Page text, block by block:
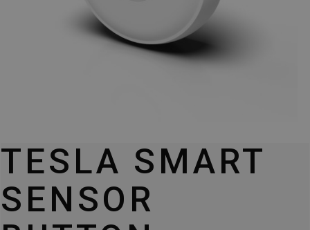
TESLA SMART
SENSOR